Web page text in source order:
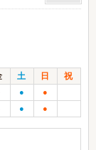
土 日
祝
● ●
● ●